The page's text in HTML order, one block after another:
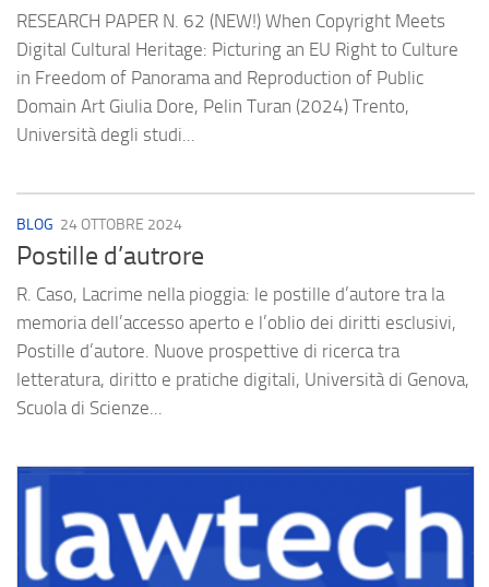
RESEARCH PAPER N. 62 (NEW!) When Copyright Meets
Digital Cultural Heritage: Picturing an EU Right to Culture
in Freedom of Panorama and Reproduction of Public
Domain Art Giulia Dore, Pelin Turan (2024) Trento,
Università degli studi...
BLOG 24 OTTOBRE 2024
Postille d’autrore
R. Caso, Lacrime nella pioggia: le postille d’autore tra la
memoria dell’accesso aperto e l’oblio dei diritti esclusivi,
Postille d’autore. Nuove prospettive di ricerca tra
letteratura, diritto e pratiche digitali, Università di Genova,
Scuola di Scienze...